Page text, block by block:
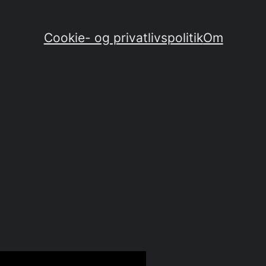
Cookie- og privatlivspolitikOm